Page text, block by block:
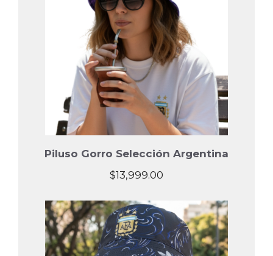
Piluso Gorro Selección Argentina
$13,999.00